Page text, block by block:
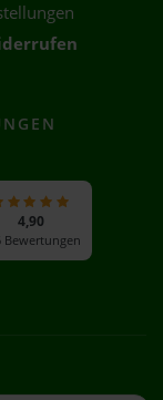
4,90
Bewertungen